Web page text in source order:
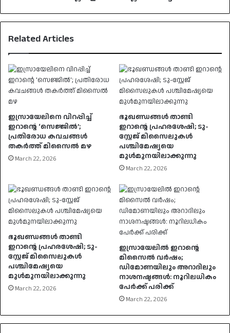
Related Articles
ഇസ്രായേലിനെ വിറപ്പിച്ച്
ഇറാന്റെ ‘സെജ്ജിൽ’;
പ്രതിരോധ കവചങ്ങൾ
തകർത്ത് മിസൈൽ മഴ
March 22, 2026
ഭൂഖണ്ഡങ്ങൾ താണ്ടി
ഇറാൻ്റെ പ്രഹരശേഷി; ടു-
സ്റ്റേജ് മിസൈലുകൾ
പശ്ചിമേഷ്യയെ
മുൾമുനയിലാക്കുന്നു
March 22, 2026
ഭൂഖണ്ഡങ്ങൾ താണ്ടി
ഇറാൻ്റെ പ്രഹരശേഷി; ടു-
സ്റ്റേജ് മിസൈലുകൾ
പശ്ചിമേഷ്യയെ
മുൾമുനയിലാക്കുന്നു
March 22, 2026
ഇസ്രായേലിൽ ഇറാൻ്റെ
മിസൈൽ വർഷം;
ഡിമോണയിലും അറാദിലും
നാശനഷ്ടങ്ങൾ: നൂറിലധികം
പേർക്ക് പരിക്ക്
March 22, 2026